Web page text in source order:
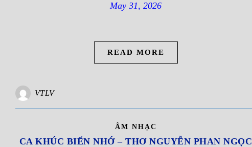
May 31, 2026
READ MORE
VTLV
ÂM NHẠC
CA KHÚC BIỂN NHỚ – THƠ NGUYỄN PHAN NGỌC